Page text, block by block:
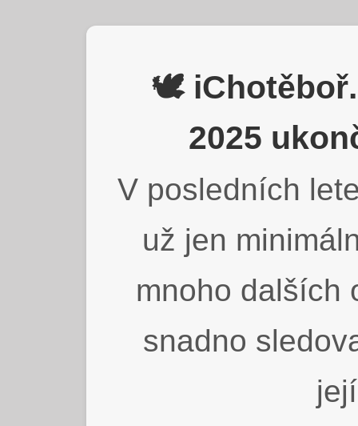
🕊️
2025
V posledních
už jen
mnoho dalších
snadno